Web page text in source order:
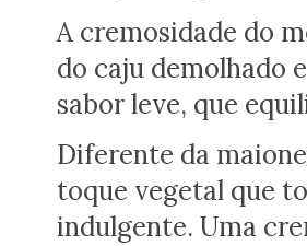
A cremosidade do
do caju demolhado
sabor leve, que
Diferente da
toque vegetal que
indulgente. Uma